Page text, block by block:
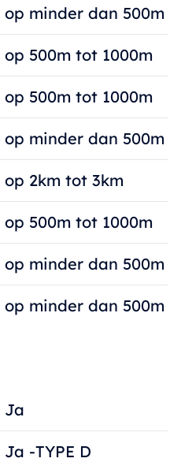
op minder dan 500m
op 500m tot 1000m
op 500m tot 1000m
op minder dan 500m
op 2km tot 3km
op 500m tot 1000m
op minder dan 500m
op minder dan 500m
Ja
Ja -TYPE D